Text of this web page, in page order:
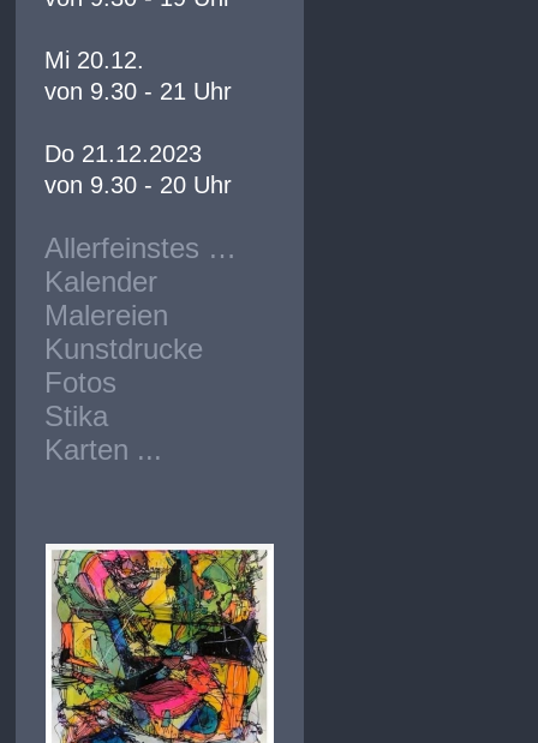
Mi 20.12.
von 9.30 - 21 Uhr
Do 21.12.2023
von 9.30 - 20 Uhr
Allerfeinstes …
Kalender
Malereien
Kunstdrucke
Fotos
Stika
Karten ...